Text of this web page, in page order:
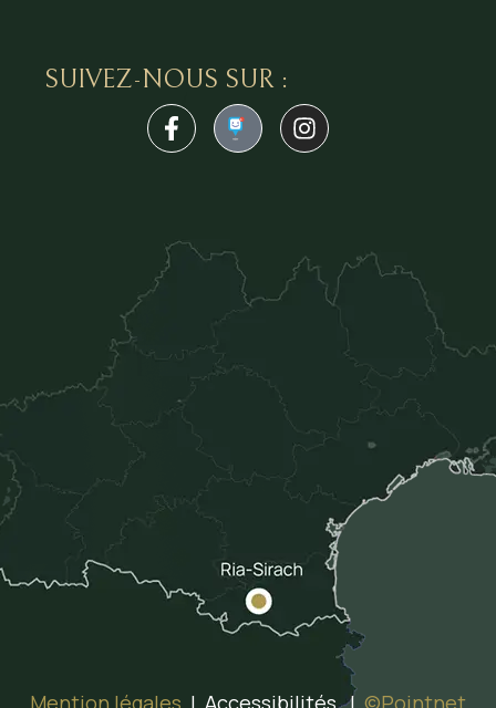
SUIVEZ-NOUS SUR :
1
Mention légales | Accessibilités | ©Pointnet